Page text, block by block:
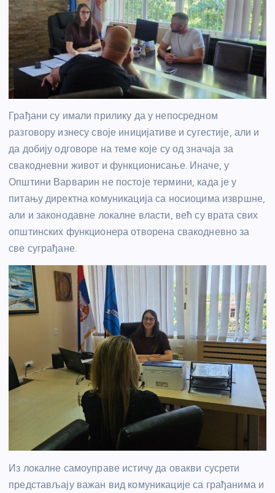
Грађани су имали прилику да у непосредном
разговору изнесу своје иницијативе и сугестије, али и
да добију одговоре на теме које су од значаја за
свакодневни живот и функционисање. Иначе, у
Општини Варварин не постоје термини, када је у
питању директна комуникација са носиоцима извршне,
али и законодавне локалне власти, већ су врата свих
општинских функционера отворена свакодневно за
све суграђане.
Из локалне самоуправе истичу да овакви сусрети
представљају важан вид комуникације са грађанима и